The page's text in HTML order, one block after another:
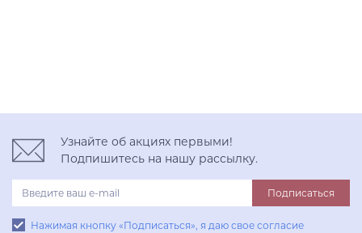
Узнайте об акциях первыми!
Подпишитесь на нашу рассылку.
Подписаться
Нажимая кнопку «Подписаться», я даю свое согласие